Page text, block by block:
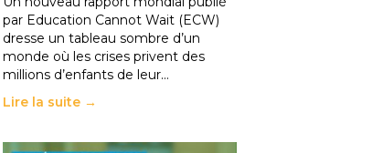
par Education Cannot Wait (ECW)
dresse un tableau sombre d’un
monde où les crises privent des
millions d’enfants de leur…
Lire la suite →